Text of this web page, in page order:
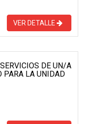
VER DETALLE
DE UN/A
PARA LA UNIDAD